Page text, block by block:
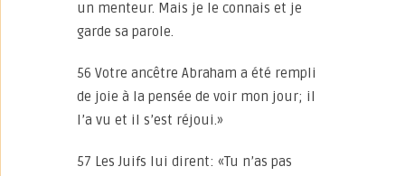
un menteur. Mais je le connais et je
garde sa parole.
56 Votre ancêtre Abraham a été rempli
de joie à la pensée de voir mon jour; il
l’a vu et il s’est réjoui.»
57 Les Juifs lui dirent: «Tu n’as pas